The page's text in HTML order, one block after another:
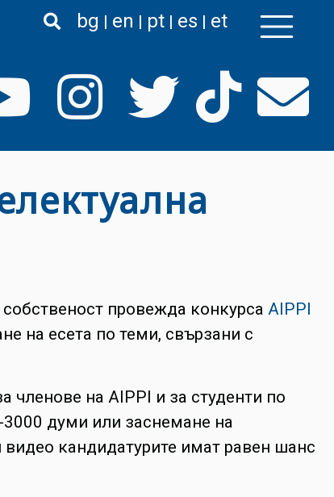
bg en pt es et
провежда конкурса AIPPI
на есета по теми, свързани с
членове на AIPPI и за студенти по
3000 думи или заснемане на
кандидатурите имат равен шанс